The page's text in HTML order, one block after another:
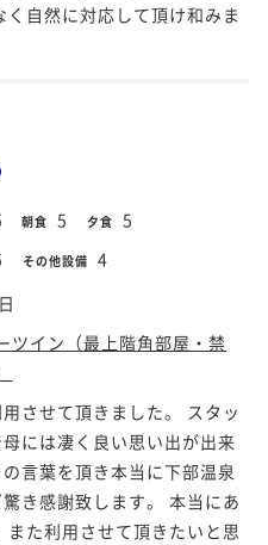
自然に対応して頂け和みま
朝食 5 夕食 5
その他設備 4
ツイン（最上階角部屋・禁
させて頂きました。 スタッ
には凄く良い思い出が出来
言葉を頂き本当に下部温泉
き感謝致します。 本当にあ
た利用させて頂きたいと思